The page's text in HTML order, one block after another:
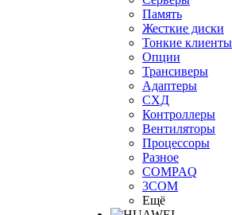
Память
Жесткие диски
Тонкие клиенты
Опции
Трансиверы
Адаптеры
СХД
Контроллеры
Вентиляторы
Процессоры
Разное
COMPAQ
3COM
Ещё